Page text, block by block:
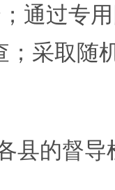
通过专
采取随
的督导